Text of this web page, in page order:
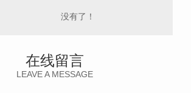
没有了！
在线留言
LEAVE A MESSAGE